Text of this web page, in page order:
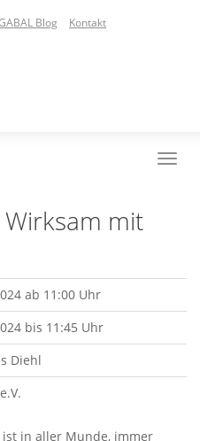
Blog Kontakt
Wirksam mit
ab 11:00 Uhr
bis 11:45 Uhr
Diehl
ist in aller Munde, immer